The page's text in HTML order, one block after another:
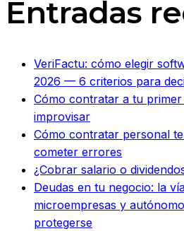
Entradas
VeriFactu: cómo elegir
2026 — 6 criterios para
Cómo contratar a tu
improvisar
Cómo contratar personal
cometer errores
¿Cobrar salario o
Deudas en tu negocio: la
microempresas y
protegerse